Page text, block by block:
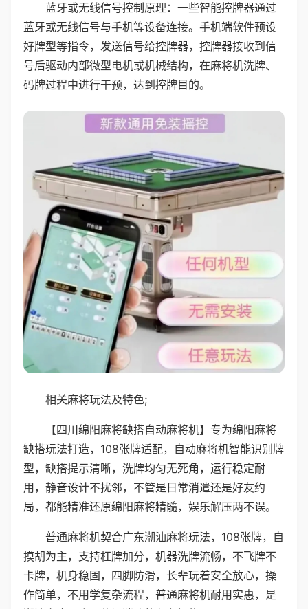
蓝牙或无线信号控制原理：一些智能控牌器通过
蓝牙或无线信号与手机等设备连接。手机端软件预设
好牌型等指令，发送信号给控牌器，控牌器接收到信
号后驱动内部微型电机或机械结构，在麻将机洗牌、
码牌过程中进行干预，达到控牌目的。
相关麻将玩法及特色;
【四川绵阳麻将缺搭自动麻将机】专为绵阳麻将
缺搭玩法打造，108张牌适配，自动麻将机智能识别牌
型，缺搭提示清晰，洗牌均匀无死角，运行稳定耐
用，静音设计不扰邻，不管是日常消遣还是好友约
局，都能精准还原绵阳麻将精髓，娱乐解压两不误。
普通麻将机契合广东潮汕麻将玩法，108张牌，自
摸胡为主，支持杠牌加分，机器洗牌流畅，不飞牌不
卡牌，机身稳固，四脚防滑，长辈玩着安全放心，操
作简单，不用学复杂流程，普通麻将机耐用实惠，是